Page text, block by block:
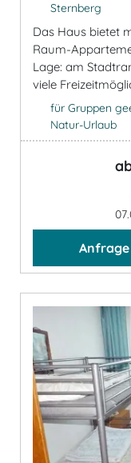
Sternberg
Das Haus bietet
Raum-
Lage: am
viele
für Gruppen
Natur-Urlaub
Anfrage